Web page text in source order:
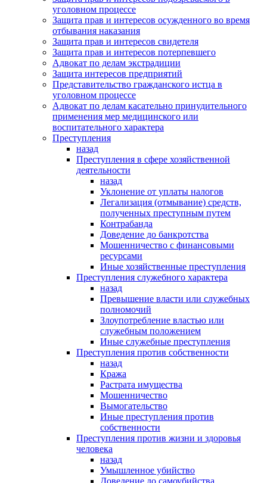
уголовном процессе
Защита прав и интересов осужденного во время
отбывания наказания
Защита прав и интересов свидетеля
Защита прав и интересов потерпевшего
Адвокат по делам экстрадиции
Защита интересов предприятий
Представительство гражданского истца в
уголовном процессе
Адвокат по делам касательно принудительного
применения мер медицинского или
воспитательного характера
Преступления
назад
Преступления в сфере хозяйственной
деятельности
назад
Уклонение от уплаты налогов
Легализация (отмывание) средств,
полученных преступным путем
Контрабанда
Доведение до банкротства
Мошенничество с финансовыми
ресурсами
Иные хозяйственные преступления
Преступления служебного характера
назад
Превышение власти или служебных
полномочий
Злоупотребление властью или
служебным положением
Иные служебные преступления
Преступления против собственности
назад
Кража
Растрата имущества
Мошенничество
Вымогательство
Иные преступления против
собственности
Преступления против жизни и здоровья
человека
назад
Умышленное убийство
Доведение до самоубийства